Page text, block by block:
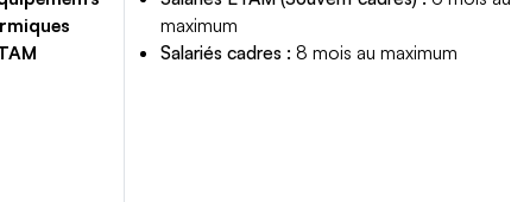
maximum
Salariés cadres : 8 mois au maximum